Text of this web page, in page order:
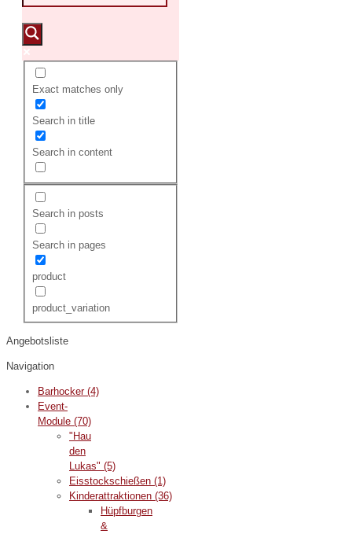
Exact matches only
Search in title
Search in content
Search in posts
Search in pages
product
product_variation
Angebotsliste
Navigation
Barhocker (4)
Event-
Module (70)
"Hau
den
Lukas" (5)
Eisstockschießen (1)
Kinderattraktionen (36)
Hüpfburgen
&